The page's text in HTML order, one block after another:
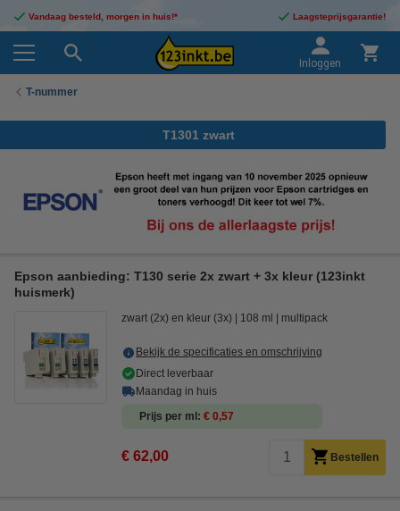
Vandaag besteld, morgen in huis!* Laagsteprijsgarantie!
Inloggen
T-nummer
T1301 zwart
Epson aanbieding: T130 serie 2x zwart + 3x kleur (123inkt
huismerk)
zwart (2x) en kleur (3x) 108 ml multipack
Bekijk de specificaties en omschrijving
Direct leverbaar
Maandag in huis
Prijs per ml
€ 0,57
€ 62,00 Bestellen